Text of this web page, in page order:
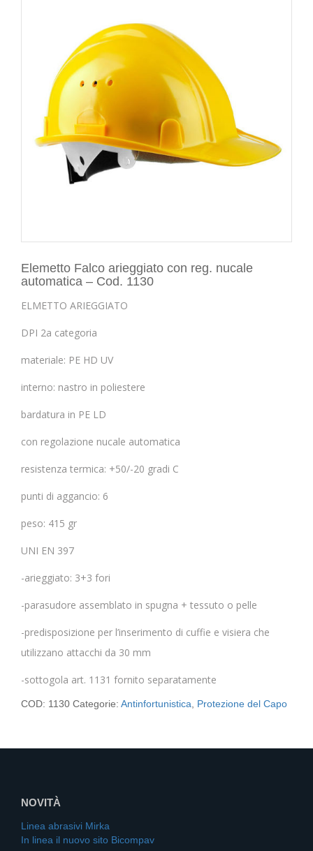
Elemetto Falco arieggiato con reg. nucale
automatica – Cod. 1130
ELMETTO ARIEGGIATO
DPI 2a categoria
materiale: PE HD UV
interno: nastro in poliestere
bardatura in PE LD
con regolazione nucale automatica
resistenza termica: +50/-20 gradi C
punti di aggancio: 6
peso: 415 gr
UNI EN 397
-arieggiato: 3+3 fori
-parasudore assemblato in spugna + tessuto o pelle
-predisposizione per l’inserimento di cuffie e visiera che
utilizzano attacchi da 30 mm
-sottogola art. 1131 fornito separatamente
COD: 1130 Categorie: Antinfortunistica Protezione del Capo
NOVITÀ
Linea abrasivi Mirka
In linea il nuovo sito Bicompav